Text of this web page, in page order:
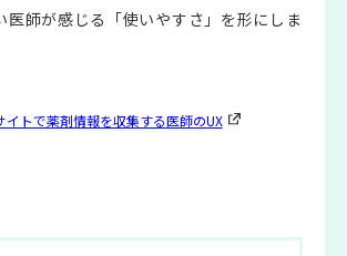
医師が感じる「使いやすさ」を形にしま
イトで薬剤情報を収集する医師のUX